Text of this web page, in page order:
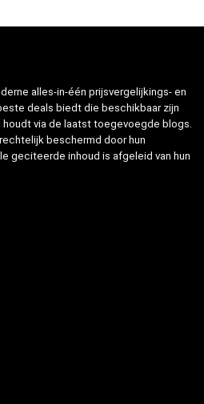
alles-in-één prijsvergelijkings- en
deals biedt die beschikbaar zijn
via de laatst toegevoegde blogs.
beschermd door hun
geciteerde inhoud is afgeleid van hun